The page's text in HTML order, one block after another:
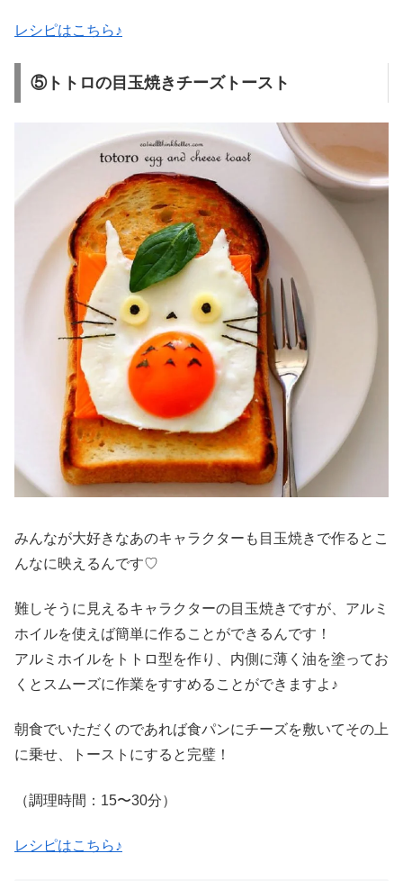
レシピはこちら♪
⑤トトロの目玉焼きチーズトースト
みんなが大好きなあのキャラクターも目玉焼きで作るとこ
んなに映えるんです♡
難しそうに見えるキャラクターの目玉焼きですが、アルミ
ホイルを使えば簡単に作ることができるんです！
アルミホイルをトトロ型を作り、内側に薄く油を塗ってお
くとスムーズに作業をすすめることができますよ♪
朝食でいただくのであれば食パンにチーズを敷いてその上
に乗せ、トーストにすると完璧！
（調理時間： 15〜30分）
レシピはこちら♪